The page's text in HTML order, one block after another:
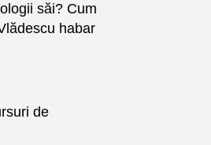
săi? Cum
habar
de